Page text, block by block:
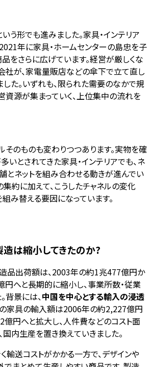
いう形でも進みました。家具・インテリア
年に家具・ホームセンターの島忠を子
をさらに広げています。経営が厳しくな
社が、家電量販店などの傘下で立て直し
た。いずれも、限られた需要のなかで規
源が集まっていく、上位集中の流れを
そのものも変わりつつあります。実物を確
いとされてきた家具・インテリアでも、ネ
とネットを組み合わせる動きが進んでい
集約に加えて、こうしたチャネルの変化
み替える要因になっています。
は縮小してきたのか?
品出荷額は、2003年の約1兆477億円か
へと長期的に縮小し、事業所数・従業
背景には、中国を中心とする輸入の浸透
の家具の輸入額は2006年の約2,227億円
円へと拡大し、人件費などのコスト面
内生産を置き換えていきました。
輸送コストがかかる一方で、デザインや